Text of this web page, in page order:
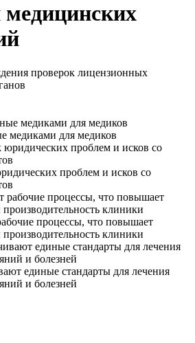
медицинских
проверок лицензионных
медиками для медиков
проблем и исков со
процессы, что повышает
клиники
единые стандарты для лечения
и болезней